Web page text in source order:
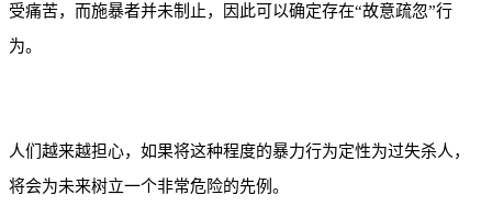
受痛苦，而施暴者并未制止，因此可以确定存在“故意疏忽”行
为。
人们越来越担心，如果将这种程度的暴力行为定性为过失杀人，
将会为未来树立一个非常危险的先例。